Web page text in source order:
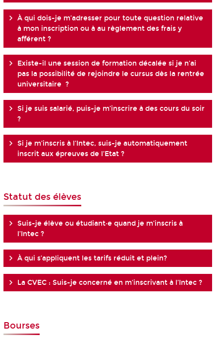
À qui dois-je m’adresser pour toute question relative
à mon inscription ou à au règlement des frais y
afférent ?
Existe-il une session de formation décalée si je n’ai
pas la possibilité de rejoindre le cursus dès la rentrée
universitaire ?
Si je suis salarié, puis-je m’inscrire à des cours du soir
?
Si je m’inscris à l’Intec, suis-je automatiquement
inscrit aux épreuves de l’Etat ?
Statut des élèves
Suis-je élève ou étudiant·e quand je m’inscris à
l’Intec ?
À qui s’appliquent les tarifs réduit et plein?
La CVEC : Suis-je concerné en m’inscrivant à l’Intec ?
Bourses